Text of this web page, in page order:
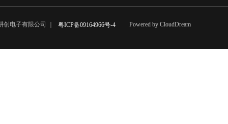
粤ICP备09164966号-4
电子有限公司 ｜ Powered by CloudDream